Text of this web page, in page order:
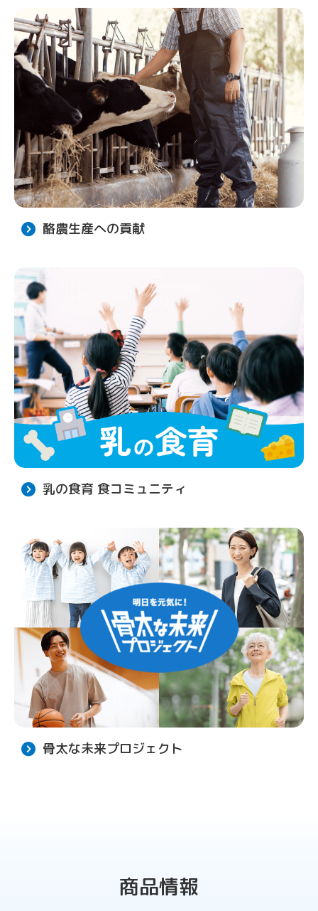
酪農生産への貢献
乳の食育 食コミュニティ
骨太な未来プロジェクト
商品情報